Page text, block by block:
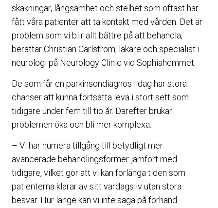
skakningar, långsamhet och stelhet som oftast har
fått våra patienter att ta kontakt med vården. Det är
problem som vi blir allt bättre på att behandla,
berättar Christian Carlström, läkare och specialist i
neurologi på Neurology Clinic vid Sophiahemmet.
De som får en parkinsondiagnos i dag har stora
chanser att kunna fortsätta leva i stort sett som
tidigare under fem till tio år. Därefter brukar
problemen öka och bli mer komplexa.
– Vi har numera tillgång till betydligt mer
avancerade behandlingsformer jämfört med
tidigare, vilket gör att vi kan förlänga tiden som
patienterna klarar av sitt vardagsliv utan stora
besvär. Hur länge kan vi inte säga på förhand